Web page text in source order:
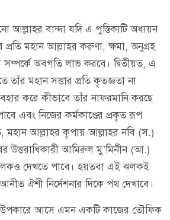
বান্দা যদি এ পুস্তিকাটি অধ্যয়ন
মহান আল্লাহর করুণা, ক্ষমা, অনুগ্রহ
সম্পর্কে অবগতি লাভ করবে। দ্বিতীয়ত, এ
তাঁর মহান সত্তার প্রতি কৃতজ্ঞতা না
করে কীভাবে তাঁর নাফরমানি করছে
এবং নিজের কর্মকাণ্ডের প্রকৃত রূপ
মহান আল্লাহর কৃপায় আল্লাহর নবি (স.)
উত্তরাধিকারী আমিরুল মু’মিনীন (আ.)
দেখতে পাবে। হয়তবা এই ঝলকই
ঐশী নির্দেশনার দিকে পথ দেখাবে।
উপকারে আসে এমন একটি কাজের তৌফিক